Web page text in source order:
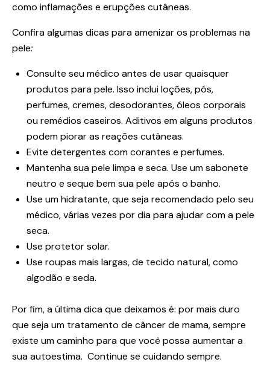
como inflamações e erupções cutâneas.
Confira algumas dicas para amenizar os problemas na
pele:
Consulte seu médico antes de usar quaisquer
produtos para pele. Isso inclui loções, pós,
perfumes, cremes, desodorantes, óleos corporais
ou remédios caseiros. Aditivos em alguns produtos
podem piorar as reações cutâneas.
Evite detergentes com corantes e perfumes.
Mantenha sua pele limpa e seca. Use um sabonete
neutro e seque bem sua pele após o banho.
Use um hidratante, que seja recomendado pelo seu
médico, várias vezes por dia para ajudar com a pele
seca.
Use protetor solar.
Use roupas mais largas, de tecido natural, como
algodão e seda.
Por fim, a última dica que deixamos é: por mais duro
que seja um tratamento de câncer de mama, sempre
existe um caminho para que você possa aumentar a
sua autoestima. Continue se cuidando sempre.